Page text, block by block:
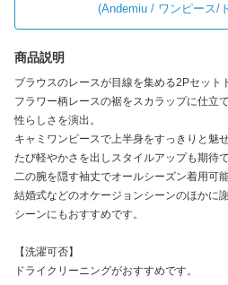
(Andemiu / ワンピース/
商品説明
ブラウスのレースが目線を集める2Pセット
フラワー柄レースの裾をスカラップに仕立
性らしさを演出。
キャミワンピースで上半身をすっきりと魅
たび軽やかさを出しスタイルアップも期待で
二の腕を隠す袖丈でオールシーズン着用可能
結婚式などのオケージョンシーンのほかに
シーンにもおすすめです。
【洗濯可否】
ドライクリーニングがおすすめです。